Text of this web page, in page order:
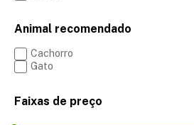
Animal recomendado
Cachorro
Gato
Faixas de preço